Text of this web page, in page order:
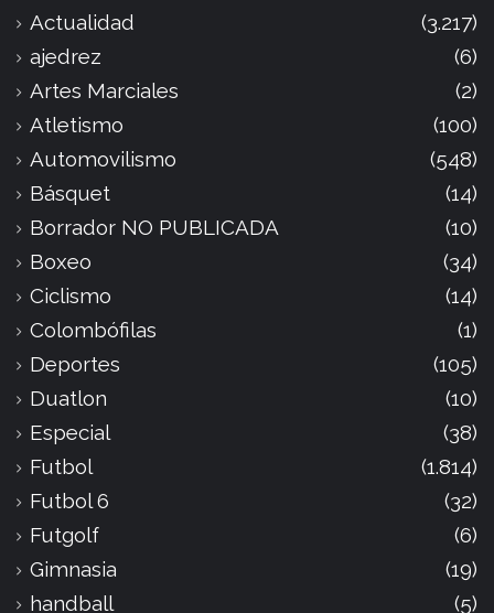
Actualidad
(3.217)
ajedrez
(6)
Artes Marciales
(2)
Atletismo
(100)
Automovilismo
(548)
Básquet
(14)
Borrador NO PUBLICADA
(10)
Boxeo
(34)
Ciclismo
(14)
Colombófilas
(1)
Deportes
(105)
Duatlon
(10)
Especial
(38)
Futbol
(1.814)
Futbol 6
(32)
Futgolf
(6)
Gimnasia
(19)
handball
(5)